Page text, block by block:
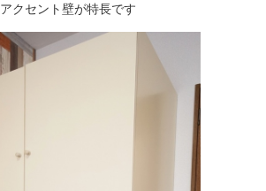
アクセント壁が特長です